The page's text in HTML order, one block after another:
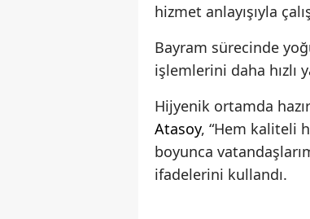
hizmet anlayışıyla
Bayram sürecinde
işlemlerini daha hızlı
Hijyenik ortamda
Atasoy, “Hem kaliteli
boyunca
ifadelerini kullandı.